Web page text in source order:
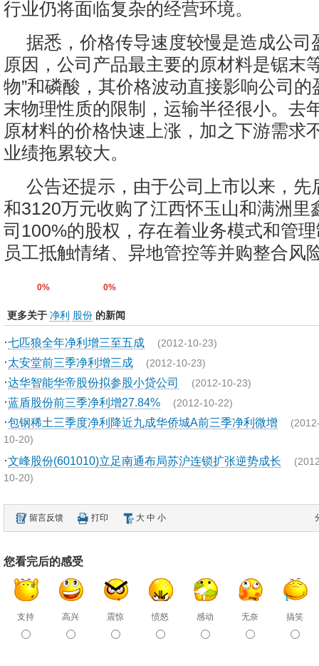
行业仍将面临复杂的经营环境。
据悉，价格传导速度较慢是造成公司
原因，公司产品最主要的原材料是锯末
物”和磷酸，其价格波动直接影响公司
末物理性质的限制，运输半径很小。去
原材料的价格快速上涨，加之下游需求
业绩拖累较大。
公告还提示，由于公司上市以来，先
和3120万元收购了江西怀玉山和满洲里
司100%的股权，存在着业务模式和管
员工抵触情绪、异地管控等并购整合风
0% 0%
更多关于 净利 股份 的新闻
·七匹狼全年净利增三至五成 (2012-10-23)
·太安堂前三季净利增三成 (2012-10-23)
·达华智能华帝股份拟参股小贷公司 (2012-10-23)
·蓝盾股份前三季净利增27.84% (2012-10-22)
·包钢稀土三季度净利降近九成华侨城A前三季净利微增
10-20)
·文峰股份(601010)立足南通布局苏沪连锁扩张逆势成长
10-20)
留言反馈 打印 大 中 小
您看完后的感受
支持 高兴 震惊 愤怒 感动 无奈 搞笑